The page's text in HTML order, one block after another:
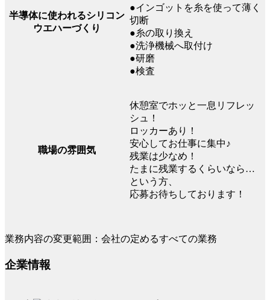
半導体に使われるシリコン
ウエハーづくり
●インゴットを糸を使って薄く
切断
●糸の取り換え
●洗浄機械へ取付け
●研磨
●検査
職場の雰囲気
休憩室でホッと一息リフレッ
シュ！
ロッカーあり！
安心してお仕事に集中♪
残業は少なめ！
たまに残業するくらいなら…
という方、
応募お待ちしております！
業務内容の変更範囲：会社の定めるすべての業務
企業情報